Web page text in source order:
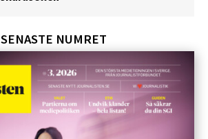
SENASTE NUMRET